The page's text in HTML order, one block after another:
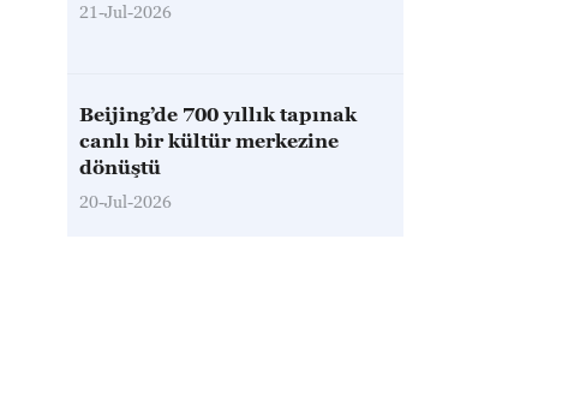
21-Jul-2026
Beijing’de 700 yıllık tapınak
canlı bir kültür merkezine
dönüştü
20-Jul-2026